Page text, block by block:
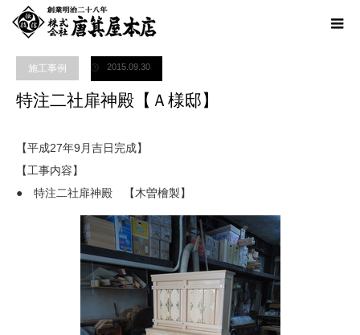
ホーム
ブログ
施工事例 神棚・御霊舎（祖霊舎） 特注二社扉神殿【Ａ様
施工事例 2015.09.30
特注二社扉神殿【Ａ様邸】
【平成27年9月吉日完成】
【工事内容】
● 特注二社扉神殿 【木曽檜製】